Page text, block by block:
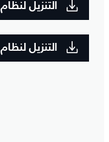
التنزيل لنظام ANDROID AUTO
التنزيل لنظام APPLE IOS